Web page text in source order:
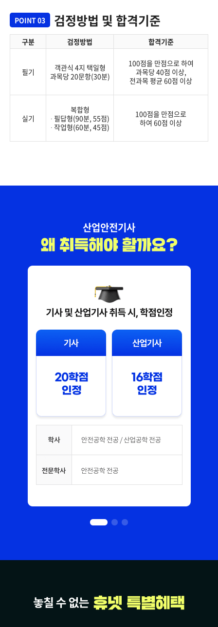
POINT 03 검정방법 및 합격기준
구분 검정방법 합격기준
필기
객관식 4지 택일형
과목당 20문항(30분)
100점을 만점으로 하여
과목당 40점 이상,
전과목 평균 60점 이상
실기
복합형
∙ 필답형(90분, 55점)
∙ 작업형(60분, 45점)
100점을 만점으로
하여 60점 이상
산업안전기사